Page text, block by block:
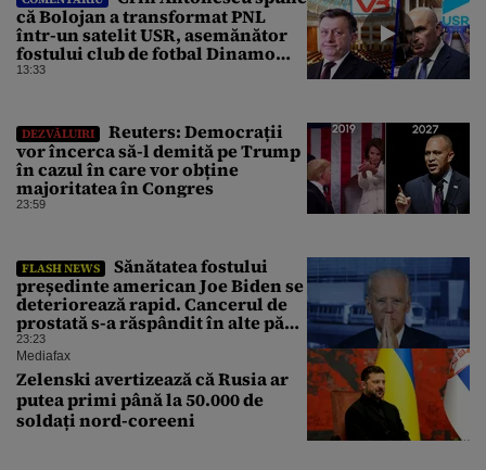
că Bolojan a transformat PNL
într-un satelit USR, asemănător
fostului club de fotbal Dinamo
Victoria, care a aparținut Miliției
13:33
DEZVĂLUIRI
Reuters: Democrații
vor încerca să-l demită pe Trump
în cazul în care vor obține
majoritatea în Congres
23:59
FLASH NEWS
Sănătatea fostului
președinte american Joe Biden se
deteriorează rapid. Cancerul de
prostată s-a răspândit în alte părți
ale corpului
23:23
Mediafax
Zelenski avertizează că Rusia ar
putea primi până la 50.000 de
soldați nord-coreeni